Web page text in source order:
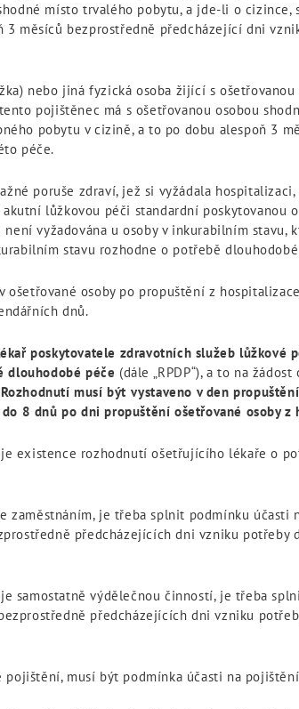
místo trvalého pobytu, a jde-li o
měsíců bezprostředně předcházející dni
nebo jiná fyzická osoba žijící s
pojištěnec má s ošetřovanou osobou
pobytu v cizině, a to po dobu alespoň 3
péče.
poruše zdraví, jež si vyžádala
lůžkovou péči standardní poskytovanou
vyžadována u osoby v inkurabilním stavu,
stavu rozhodne o potřebě
ošetřované osoby po propuštění z
dnů.
poskytovatele zdravotních služeb lůžkové
dlouhodobé péče (dále „RPDP“), a to na
Rozhodnutí musí být vystaveno v den
8 dnů po dni propuštění ošetřované osoby z
existence rozhodnutí ošetřujícího lékaře o
je třeba splnit podmínku účasti
předcházejících dni vzniku
samostatně výdělečnou činností, je třeba
předcházejících dni vzniku
musí být podmínka účasti na